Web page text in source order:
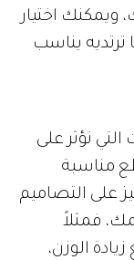
ويمكنك اختيار
ترتديه يناسب
تؤثر على
مناسبة
على التصاميم
فمثلاً
الوزن،